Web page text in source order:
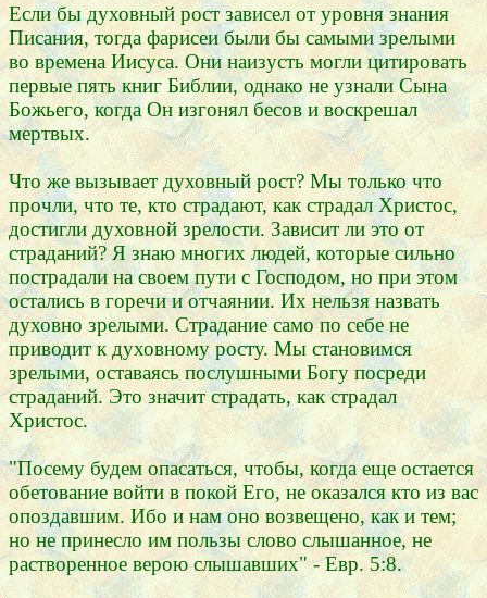
Если бы духовный рост зависел от уровня знания
Писания, тогда фарисеи были бы самыми зрелыми
во времена Иисуса. Они наизусть могли цитировать
первые пять книг Библии, однако не узнали Сына
Божьего, когда Он изгонял бесов и воскрешал
мертвых.
Что же вызывает духовный рост? Мы только что
прочли, что те, кто страдают, как страдал Христос,
достигли духовной зрелости. Зависит ли это от
страданий? Я знаю многих людей, которые сильно
пострадали на своем пути с Господом, но при этом
остались в горечи и отчаянии. Их нельзя назвать
духовно зрелыми. Страдание само по себе не
приводит к духовному росту. Мы становимся
зрелыми, оставаясь послушными Богу посреди
страданий. Это значит страдать, как страдал
Христос.
"Посему будем опасаться, чтобы, когда еще остается
обетование войти в покой Его, не оказался кто из вас
опоздавшим. Ибо и нам оно возвещено, как и тем;
но не принесло им пользы слово слышанное, не
растворенное верою слышавших" - Евр. 5:8.